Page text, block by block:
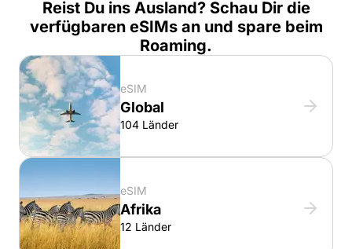
Reist Du ins Ausland? Schau Dir die
verfügbaren eSIMs an und spare beim
Roaming.
eSIM
Global
104 Länder
eSIM
Afrika
12 Länder